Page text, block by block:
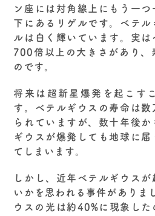
ン座には対角線上にもう一
下にあるリゲルです。ベテ
ルは白く輝いています。実は
700倍以上の大きさがあり、
のです。
将来は超新星爆発を起こす
す。ベテルギウスの寿命は
られていますが、数十年後
ギウスが爆発しても地球に届
てしまいます。
しかし、近年ベテルギウス
いかを思われる事件がありま
ウスの光は約40%に現象し